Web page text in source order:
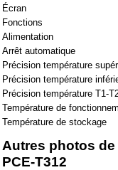
Écran
Fonctions
Alimentation
Arrêt automatique
Précision température
Précision température
Précision température T1-
Température de
Température de stockage
Autres photos
PCE-T312